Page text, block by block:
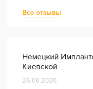
Все отзывы
Немецкий
Киевской
26.06.2026